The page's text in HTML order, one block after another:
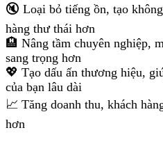
🔇 Loại bỏ tiếng ồn, tạo
hàng thư thái hơn
🏨 Nâng tầm chuyên nghiệp,
sang trọng hơn
💖 Tạo dấu ấn thương hiệu,
của bạn lâu dài
📈 Tăng doanh thu, khách
hơn